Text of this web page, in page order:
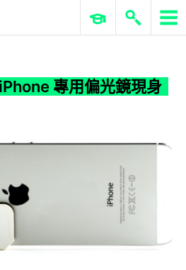
．iPhone 專用偏光鏡現身
ERP 與商業 AI
專用偏光鏡現身